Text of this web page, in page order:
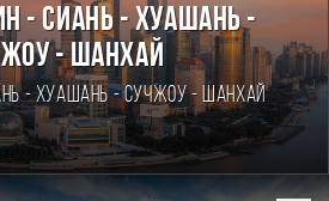
- Сиань - Хуашань -
- Шанхай
- Хуашань - Сучжоу - Шанхай